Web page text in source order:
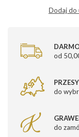
Dodaj do
od
do
do